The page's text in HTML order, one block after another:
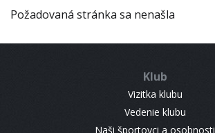
Požadovaná stránka sa nenašla
Klub
Vizitka klubu
Vedenie klubu
Naši športovci a osobnosti
RESULTS
CONTACT